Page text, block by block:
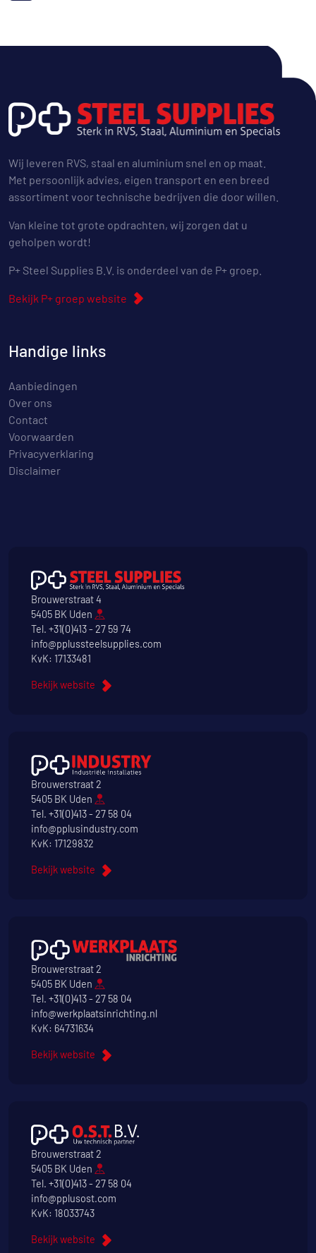
Wij leveren RVS, staal en aluminium snel en op maat.
Met persoonlijk advies, eigen transport en een breed
assortiment voor technische bedrijven die door willen.
Van kleine tot grote opdrachten, wij zorgen dat u
geholpen wordt!
P+ Steel Supplies B.V. is onderdeel van de P+ groep.
Bekijk P+ groep website
Handige links
Aanbiedingen
Over ons
Contact
Voorwaarden
Privacyverklaring
Disclaimer
Brouwerstraat 4
5405 BK Uden
Tel. +31(0)413 - 27 59 74
info@pplussteelsupplies.com
KvK: 17133481
Bekijk website
Brouwerstraat 2
5405 BK Uden
Tel. +31(0)413 - 27 58 04
info@pplusindustry.com
KvK: 17129832
Bekijk website
Brouwerstraat 2
5405 BK Uden
Tel. +31(0)413 - 27 58 04
info@werkplaatsinrichting.nl
KvK: 64731634
Bekijk website
Brouwerstraat 2
5405 BK Uden
Tel. +31(0)413 - 27 58 04
info@pplusost.com
KvK: 18033743
Bekijk website